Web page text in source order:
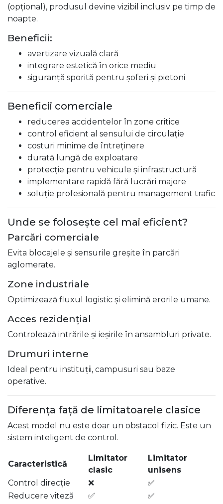
(opțional), produsul devine vizibil inclusiv pe timp de
noapte.
Beneficii:
avertizare vizuală clară
integrare estetică în orice mediu
siguranță sporită pentru șoferi și pietoni
Beneficii comerciale
reducerea accidentelor în zone critice
control eficient al sensului de circulație
costuri minime de întreținere
durată lungă de exploatare
protecție pentru vehicule și infrastructură
implementare rapidă fără lucrări majore
soluție profesională pentru management trafic
Unde se folosește cel mai eficient?
Parcări comerciale
Evita blocajele și sensurile greșite în parcări
aglomerate.
Zone industriale
Optimizează fluxul logistic și elimină erorile umane.
Acces rezidențial
Controlează intrările și ieșirile în ansambluri private.
Drumuri interne
Ideal pentru instituții, campusuri sau baze
operative.
Diferența față de limitatoarele clasice
Acest model nu este doar un obstacol fizic. Este un
sistem inteligent de control.
Caracteristică
Limitator
clasic
Limitator
unisens
Control direcție
❌
✅
Reducere viteză
✅ ✅